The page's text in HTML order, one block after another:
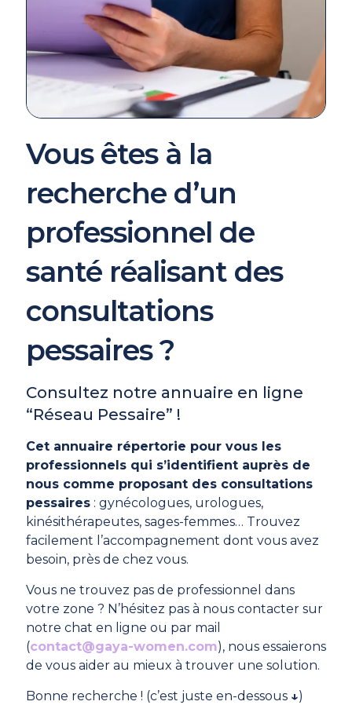
Vous êtes à la
recherche d’un
professionnel de
santé réalisant des
consultations
pessaires ?
Consultez notre annuaire en ligne
“Réseau Pessaire” !
Cet annuaire répertorie pour vous les
professionnels qui s’identifient auprès de
nous comme proposant des consultations
pessaires : gynécologues, urologues,
kinésithérapeutes, sages-femmes… Trouvez
facilement l’accompagnement dont vous avez
besoin, près de chez vous.
Vous ne trouvez pas de professionnel dans
votre zone ? N’hésitez pas à nous contacter sur
notre chat en ligne ou par mail
(contact@gaya-women.com), nous essaierons
de vous aider au mieux à trouver une solution.
Bonne recherche ! (c’est juste en-dessous ↓)